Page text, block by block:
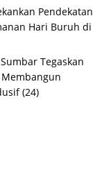
Pendekatan
Hari Buruh di
Tegaskan
(24)